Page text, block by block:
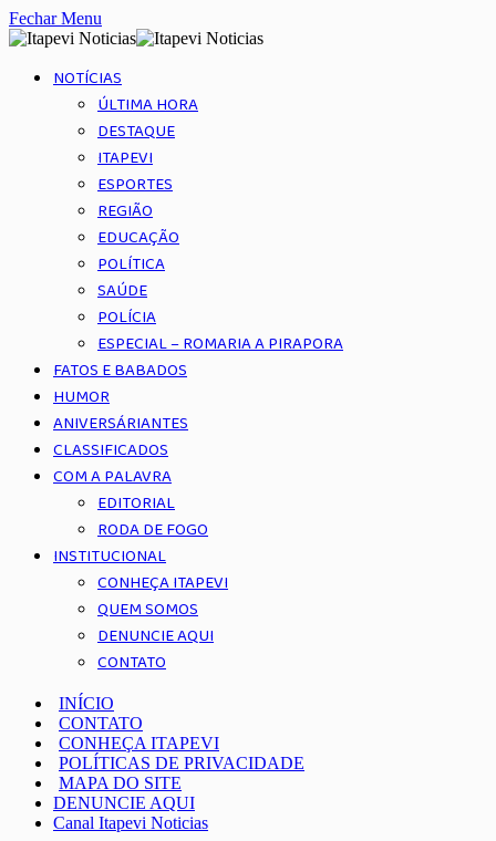
Fechar Menu
NOTÍCIAS
ÚLTIMA HORA
DESTAQUE
ITAPEVI
ESPORTES
REGIÃO
EDUCAÇÃO
POLÍTICA
SAÚDE
POLÍCIA
ESPECIAL – ROMARIA A PIRAPORA
FATOS E BABADOS
HUMOR
ANIVERSÁRIANTES
CLASSIFICADOS
COM A PALAVRA
EDITORIAL
RODA DE FOGO
INSTITUCIONAL
CONHEÇA ITAPEVI
QUEM SOMOS
DENUNCIE AQUI
CONTATO
INÍCIO
CONTATO
CONHEÇA ITAPEVI
POLÍTICAS DE PRIVACIDADE
MAPA DO SITE
DENUNCIE AQUI
Canal Itapevi Noticias